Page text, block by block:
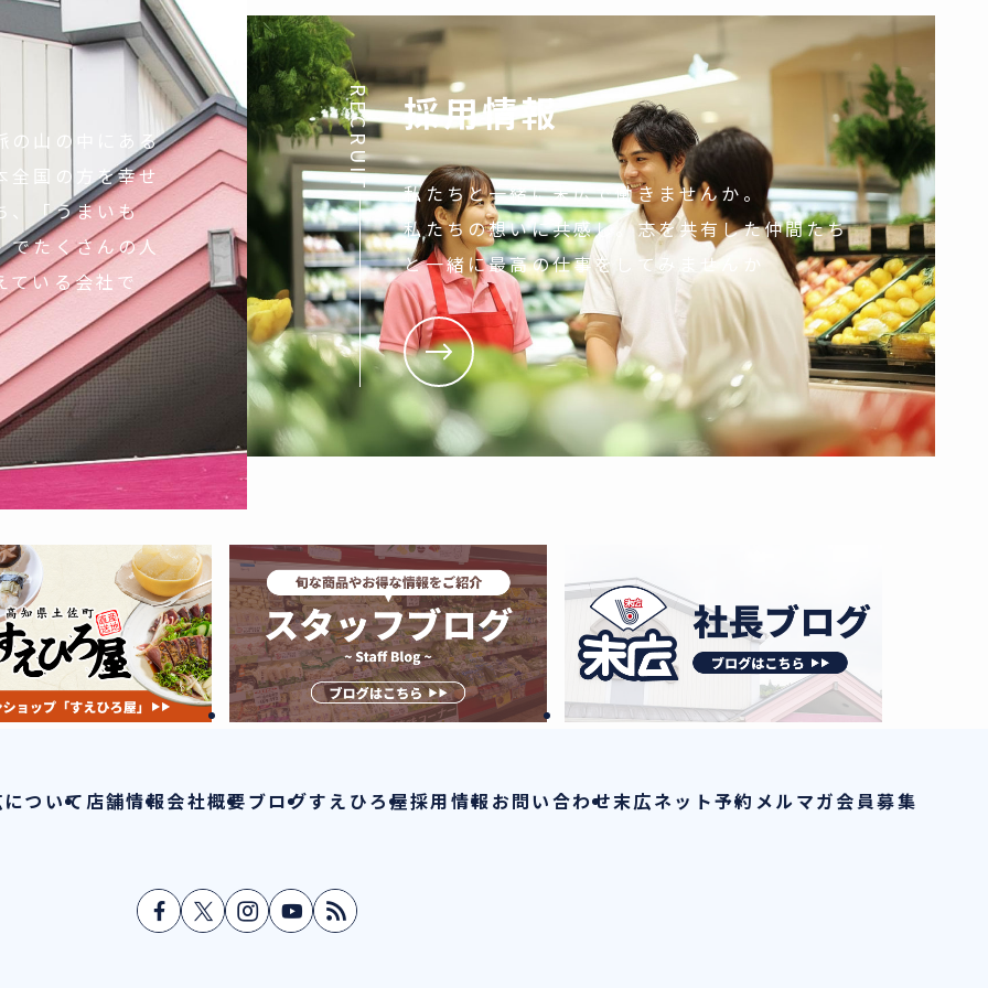
の山の中にある
全国の方を幸せ
、「うまいも
でたくさんの人
ている会社で
RECRUIT 採用情報
私たちと一緒に末広で働きませんか。
私たちの想いに共感し。志を共有した仲間たち
と一緒に最高の仕事をしてみませんか
ついて 店舗情報会社概要ブログすえひろ屋採用情報お問い合わせ末広ネット予約 メルマガ会員募集